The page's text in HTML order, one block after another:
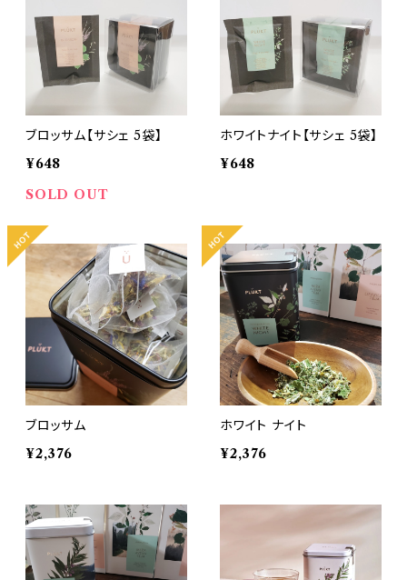
ブロッサム【サシェ 5袋】
¥648
SOLD OUT
ホワイトナイト【サシェ 5袋】
¥648
ブロッサム
¥2,376
ホワイト ナイト
¥2,376